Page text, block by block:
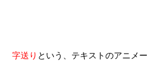
字送り という、テキストのアニメ